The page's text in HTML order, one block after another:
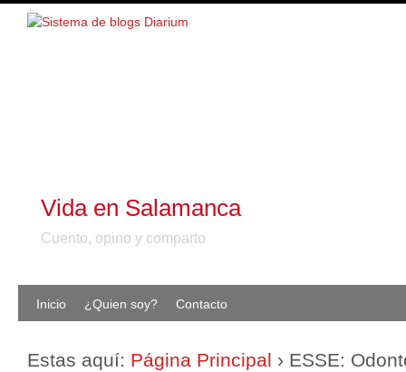
Vida en Salamanca
Cuento, opino y comparto
Inicio ¿Quien soy? Contacto
Estas aquí: Página Principal › ESSE: